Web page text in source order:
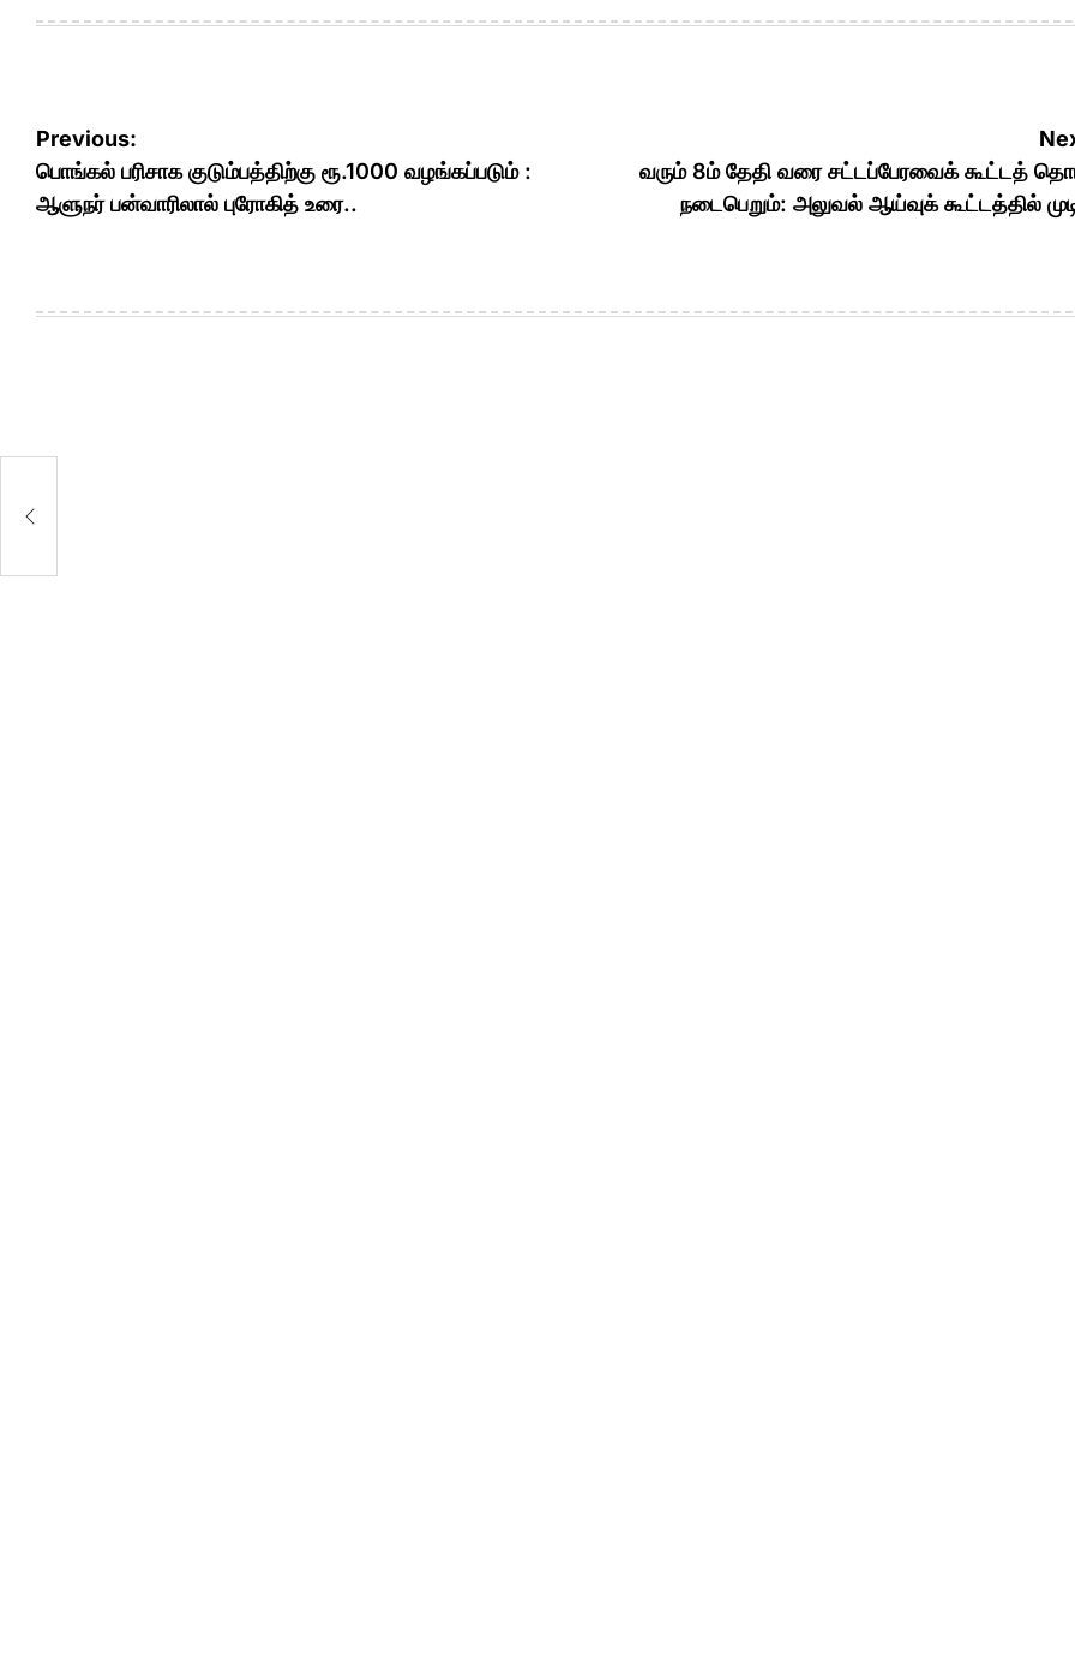
Post
navigation
Previous:
பொங்கல் பரிசாக குடும்பத்திற்கு ரூ.1000 வழங்கப்படும் :
ஆளுநர் பன்வாரிலால் புரோகித் உரை..
வரும் 8ம் தேதி வரை சட்டப்பேரவைக் கூட்டத்
நடைபெறும்: அலுவல் ஆய்வுக் கூட்டத்தில்